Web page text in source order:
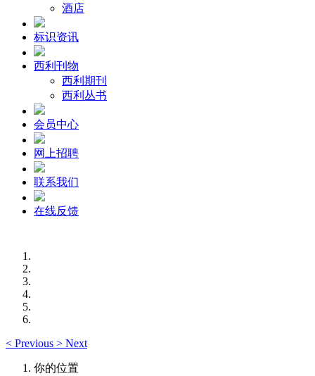
酒店
标识资讯
西利刊物
西利期刊
西利丛书
会员中心
网上招聘
联系我们
在线反馈
< Previous > Next
你的位置